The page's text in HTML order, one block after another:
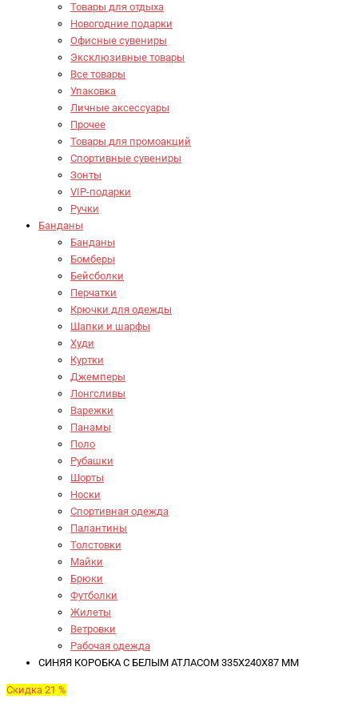
Товары для отдыха
Новогодние подарки
Офисные сувениры
Эксклюзивные товары
Все товары
Упаковка
Личные аксессуары
Прочее
Товары для промоакций
Спортивные сувениры
Зонты
VIP-подарки
Ручки
Банданы
Банданы
Бомберы
Бейсболки
Перчатки
Крючки для одежды
Шапки и шарфы
Худи
Куртки
Джемперы
Лонгсливы
Варежки
Панамы
Поло
Рубашки
Шорты
Носки
Спортивная одежда
Палантины
Толстовки
Майки
Брюки
Футболки
Жилеты
Ветровки
Рабочая одежда
СИНЯЯ КОРОБКА С БЕЛЫМ АТЛАСОМ 335X240X87 ММ
Скидка 21 %